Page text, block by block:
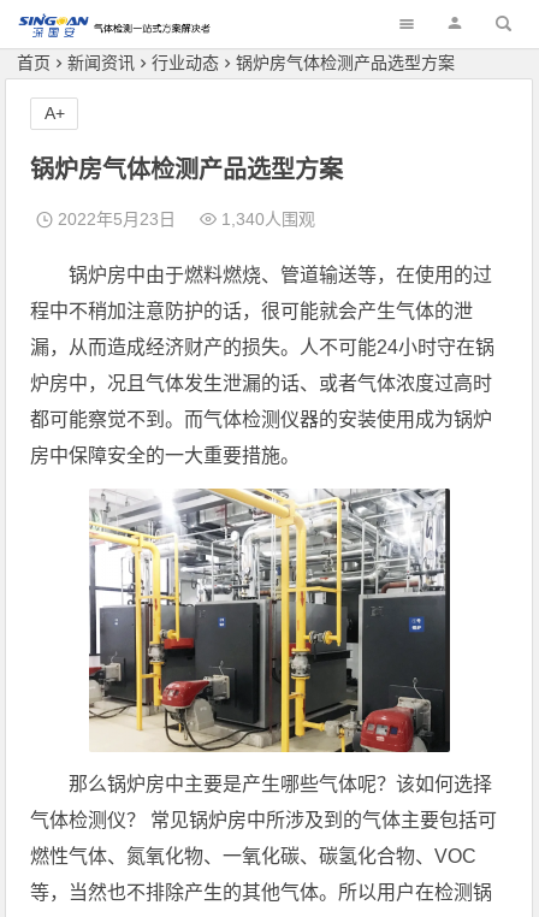
深国安
首页 新闻资讯 行业动态 锅炉房气体检测产品选型方案
锅炉房气体检测产品选型方案
2022年5月23日 1,340人围观
锅炉房中由于燃料燃烧、管道输送等，在使用的过
程中不稍加注意防护的话，很可能就会产生气体的泄
漏，从而造成经济财产的损失。人不可能24小时守在锅
炉房中，况且气体发生泄漏的话、或者气体浓度过高时
都可能察觉不到。而气体检测仪器的安装使用成为锅炉
房中保障安全的一大重要措施。
那么锅炉房中主要是产生哪些气体呢？该如何选择
气体检测仪？ 常见锅炉房中所涉及到的气体主要包括可
燃性气体、氮氧化物、一氧化碳、碳氢化合物、VOC
等，当然也不排除产生的其他气体。所以用户在检测锅
A+